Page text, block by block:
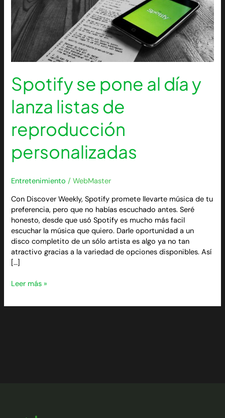
Spotify se pone al día y
lanza listas de
reproducción
personalizadas
Entretenimiento /WebMaster
Con Discover Weekly, Spotify promete llevarte música de tu
preferencia, pero que no habías escuchado antes. Seré
honesto, desde que usó Spotify es mucho más facil
escuchar la música que quiero. Darle oportunidad a un
disco completito de un sólo artista es algo ya no tan
atractivo gracias a la variedad de opciones disponibles. Así
[…]
listas
de
reproducción
personalizadas
Leer más »